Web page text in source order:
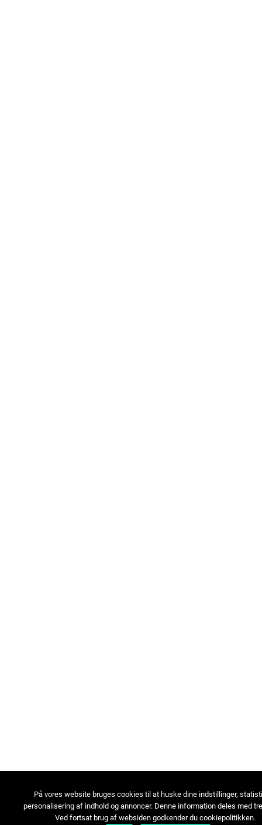
På vores website bruges cookies til at huske dine indstillinger,
personalisering af indhold og annoncer. Denne information deles med
Ved fortsat brug af websiden godkender du cookiepolitikken.